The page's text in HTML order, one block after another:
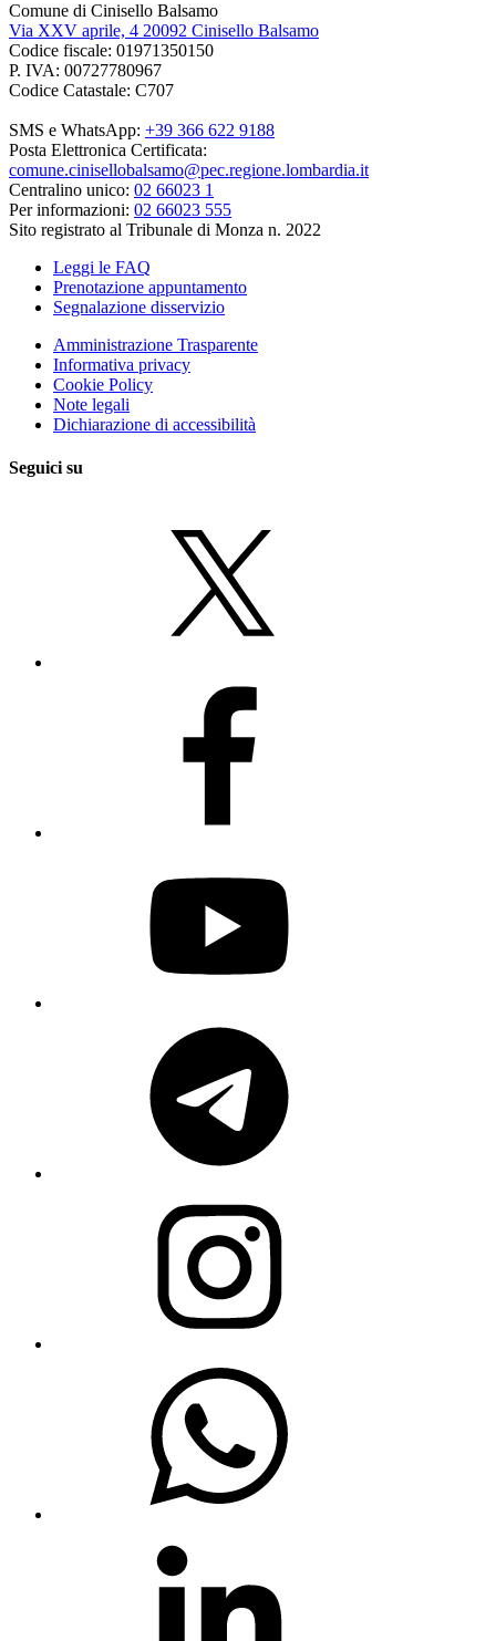
Comune di Cinisello Balsamo
Via XXV aprile, 4 20092 Cinisello Balsamo
Codice fiscale: 01971350150
P. IVA: 00727780967
Codice Catastale: C707
SMS e WhatsApp: +39 366 622 9188
Posta Elettronica Certificata:
comune.cinisellobalsamo@pec.regione.lombardia.it
Centralino unico: 02 66023 1
Per informazioni: 02 66023 555
Sito registrato al Tribunale di Monza n. 2022
Leggi le FAQ
Prenotazione appuntamento
Segnalazione disservizio
Amministrazione Trasparente
Informativa privacy
Cookie Policy
Note legali
Dichiarazione di accessibilità
Seguici su